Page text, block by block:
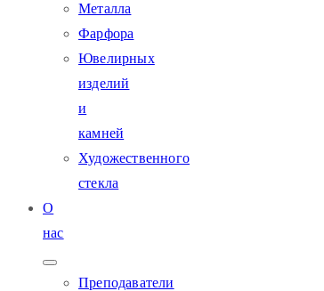
Металла
Фарфора
Ювелирных
изделий
и
камней
Художественного
стекла
О
нас
Преподаватели